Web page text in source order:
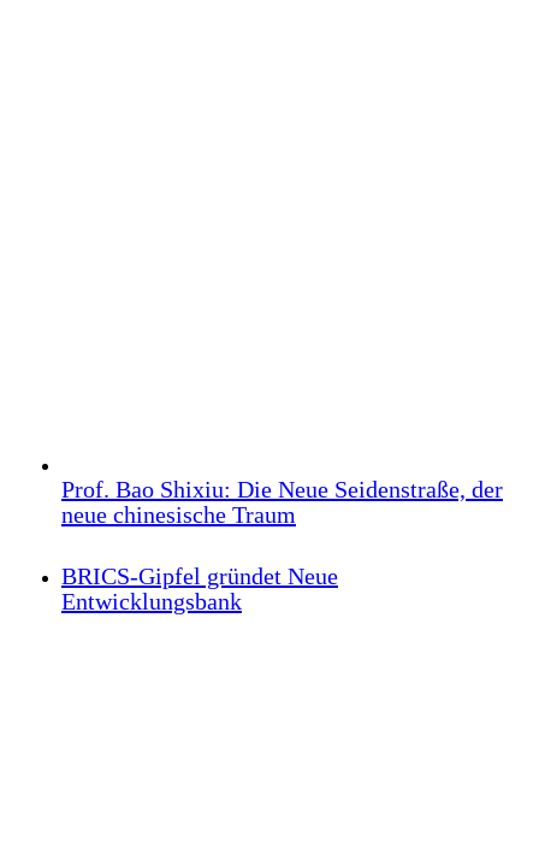
Prof. Bao Shixiu: Die Neue Seidenstraße, der
neue chinesische Traum
BRICS-Gipfel gründet Neue
Entwicklungsbank